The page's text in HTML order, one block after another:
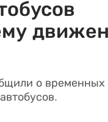
о временных